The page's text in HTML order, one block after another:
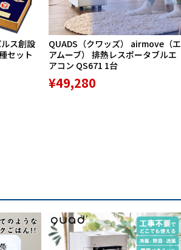
ス創設
セット
QUADS（クワッズ） airmove（エ
アムーブ） 排熱レスポータブルエ
アコン QS671 1台
¥49,280